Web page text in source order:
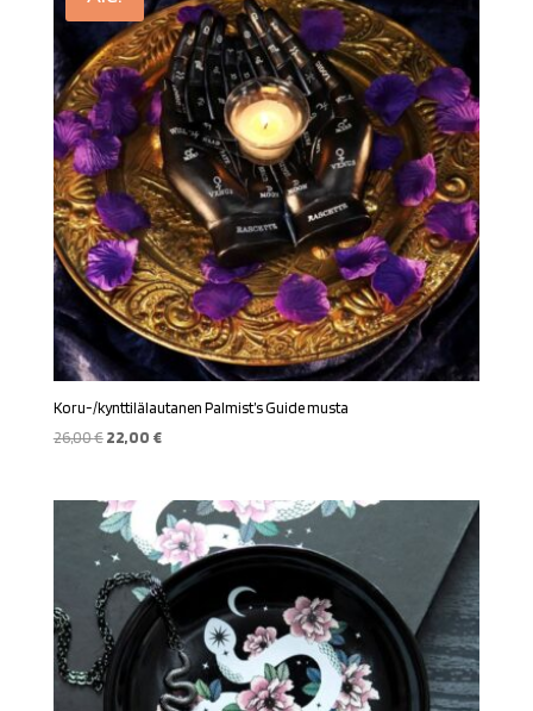
Koru-/kynttilälautanen Palmist’s Guide musta
26,00€ Alkuperäinen
26,00 €.
22,00 €Nykyinen
22,00 €.